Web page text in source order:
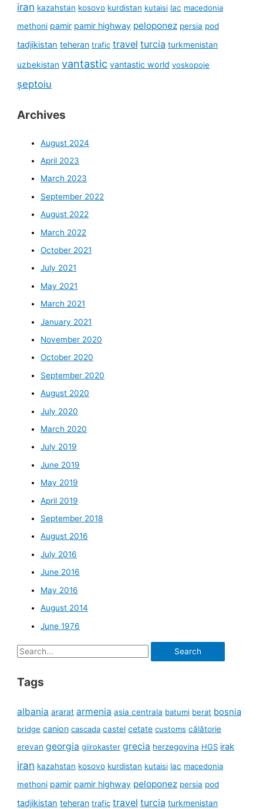
iran kazahstan kosovo kurdistan kutaisi lac macedonia
methoni pamir pamir highway peloponez persia pod
tadjikistan teheran trafic travel turcia turkmenistan
uzbekistan vantastic vantastic world voskopoje
șeptoiu
Archives
August 2024
April 2023
March 2023
September 2022
August 2022
March 2022
October 2021
July 2021
May 2021
March 2021
January 2021
November 2020
October 2020
September 2020
August 2020
July 2020
March 2020
July 2019
June 2019
May 2019
April 2019
September 2018
August 2016
July 2016
June 2016
May 2016
August 2014
June 1976
Search
Tags
albania ararat armenia asia centrala batumi berat bosnia
bridge canion cascada castel cetate customs călătorie
erevan georgia gjirokaster grecia herzegovina HGS irak
iran kazahstan kosovo kurdistan kutaisi lac macedonia
methoni pamir pamir highway peloponez persia pod
tadjikistan teheran trafic travel turcia turkmenistan